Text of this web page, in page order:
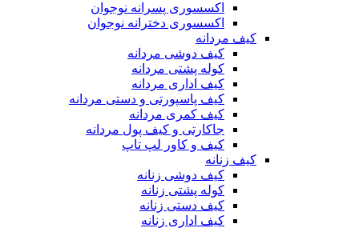
اکسسوری پسرانه نوجوان
اکسسوری دخترانه نوجوان
کیف مردانه
کیف دوشی مردانه
کوله پشتی مردانه
کیف اداری مردانه
کیف پاسپورتی و دستی مردانه
کیف کمری مردانه
جاکارتی و کیف پول مردانه
کیف و کاور لپ تاپ
کیف زنانه
کیف دوشی زنانه
کوله پشتی زنانه
کیف دستی زنانه
کیف اداری زنانه